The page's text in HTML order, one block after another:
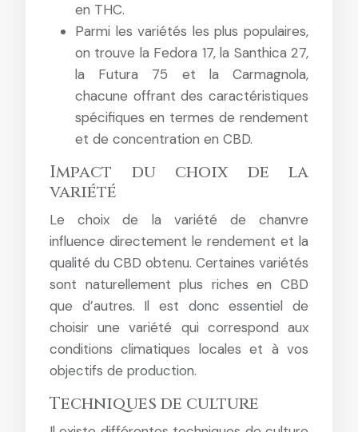
en THC.
Parmi les variétés les plus populaires,
on trouve la Fedora 17, la Santhica 27,
la Futura 75 et la Carmagnola,
chacune offrant des caractéristiques
spécifiques en termes de rendement
et de concentration en CBD.
Impact du choix de la
variété
Le choix de la variété de chanvre
influence directement le rendement et la
qualité du CBD obtenu. Certaines variétés
sont naturellement plus riches en CBD
que d’autres. Il est donc essentiel de
choisir une variété qui correspond aux
conditions climatiques locales et à vos
objectifs de production.
Techniques de culture